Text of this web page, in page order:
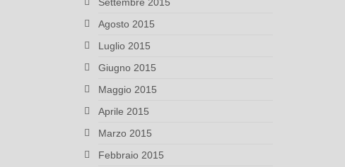
Agosto 2015
Luglio 2015
Giugno 2015
Maggio 2015
Aprile 2015
Marzo 2015
Febbraio 2015